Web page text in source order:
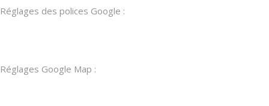
Réglages des polices Google :
Réglages Google Map :